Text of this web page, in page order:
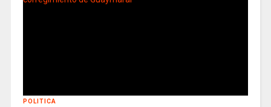
POLITICA